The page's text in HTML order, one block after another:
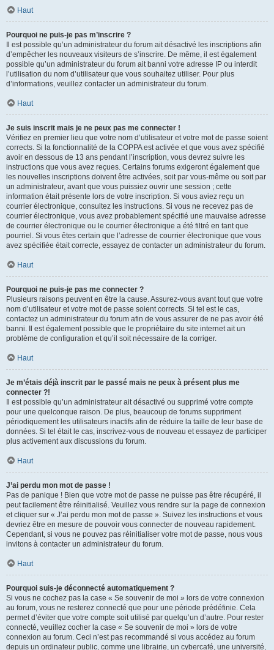
Haut
Pourquoi ne puis-je pas m’inscrire ?
Il est possible qu’un administrateur du forum ait désactivé les inscriptions afin
d’empêcher les nouveaux visiteurs de s’inscrire. De même, il est également
possible qu’un administrateur du forum ait banni votre adresse IP ou interdit
l’utilisation du nom d’utilisateur que vous souhaitez utiliser. Pour plus
d’informations, veuillez contacter un administrateur du forum.
Haut
Je suis inscrit mais je ne peux pas me connecter !
Vérifiez en premier lieu que votre nom d’utilisateur et votre mot de passe soient
corrects. Si la fonctionnalité de la COPPA est activée et que vous avez spécifié
avoir en dessous de 13 ans pendant l’inscription, vous devrez suivre les
instructions que vous avez reçues. Certains forums exigeront également que
les nouvelles inscriptions doivent être activées, soit par vous-même ou soit par
un administrateur, avant que vous puissiez ouvrir une session ; cette
information était présente lors de votre inscription. Si vous aviez reçu un
courrier électronique, consultez les instructions. Si vous ne recevez pas de
courrier électronique, vous avez probablement spécifié une mauvaise adresse
de courrier électronique ou le courrier électronique a été filtré en tant que
pourriel. Si vous êtes certain que l’adresse de courrier électronique que vous
avez spécifiée était correcte, essayez de contacter un administrateur du forum.
Haut
Pourquoi ne puis-je pas me connecter ?
Plusieurs raisons peuvent en être la cause. Assurez-vous avant tout que votre
nom d’utilisateur et votre mot de passe soient corrects. Si tel est le cas,
contactez un administrateur du forum afin de vous assurer de ne pas avoir été
banni. Il est également possible que le propriétaire du site internet ait un
problème de configuration et qu’il soit nécessaire de la corriger.
Haut
Je m’étais déjà inscrit par le passé mais ne peux à présent plus me
connecter ?!
Il est possible qu’un administrateur ait désactivé ou supprimé votre compte
pour une quelconque raison. De plus, beaucoup de forums suppriment
périodiquement les utilisateurs inactifs afin de réduire la taille de leur base de
données. Si tel était le cas, inscrivez-vous de nouveau et essayez de participer
plus activement aux discussions du forum.
Haut
J’ai perdu mon mot de passe !
Pas de panique ! Bien que votre mot de passe ne puisse pas être récupéré, il
peut facilement être réinitialisé. Veuillez vous rendre sur la page de connexion
et cliquer sur « J’ai perdu mon mot de passe ». Suivez les instructions et vous
devriez être en mesure de pouvoir vous connecter de nouveau rapidement.
Cependant, si vous ne pouvez pas réinitialiser votre mot de passe, nous vous
invitons à contacter un administrateur du forum.
Haut
Pourquoi suis-je déconnecté automatiquement ?
Si vous ne cochez pas la case « Se souvenir de moi » lors de votre connexion
au forum, vous ne resterez connecté que pour une période prédéfinie. Cela
permet d’éviter que votre compte soit utilisé par quelqu’un d’autre. Pour rester
connecté, veuillez cocher la case « Se souvenir de moi » lors de votre
connexion au forum. Ceci n’est pas recommandé si vous accédez au forum
depuis un ordinateur public, comme une librairie, un cybercafé, une université,